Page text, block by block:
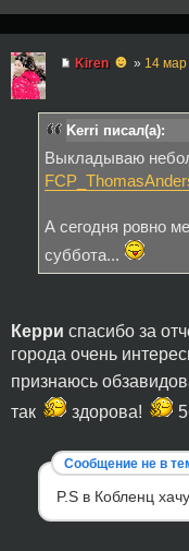
Kiren ☻ » 14
Kerri писал(а):
Выкладываю
А сегодня ровно
суббота...
Керри спасибо за
города очень
признаюсь
так
здорова!
Сообщение не в
P.S в Кобленц